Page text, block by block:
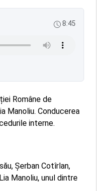
8:45
Române de
Manoliu. Conducerea
interne.
Șerban Cotîrlan,
Manoliu, unul dintre